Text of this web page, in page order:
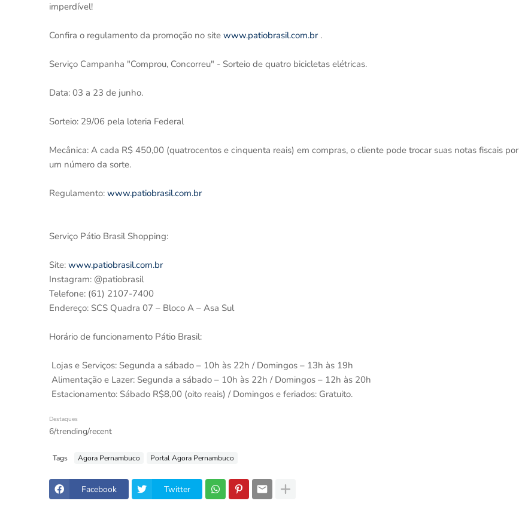
imperdível!
Confira o regulamento da promoção no site www.patiobrasil.com.br.
Serviço Campanha "Comprou, Concorreu" - Sorteio de quatro bicicletas elétricas.
Data: 03 a 23 de junho.
Sorteio: 29/06 pela loteria Federal
Mecânica: A cada R$ 450,00 (quatrocentos e cinquenta reais) em compras, o cliente pode trocar suas notas fiscais por
um número da sorte.
Regulamento: www.patiobrasil.com.br
Serviço Pátio Brasil Shopping:
Site: www.patiobrasil.com.br
Instagram: @patiobrasil
Telefone: (61) 2107-7400
Endereço: SCS Quadra 07 – Bloco A – Asa Sul
Horário de funcionamento Pátio Brasil:
Lojas e Serviços: Segunda a sábado – 10h às 22h / Domingos – 13h às 19h
Alimentação e Lazer: Segunda a sábado – 10h às 22h / Domingos – 12h às 20h
Estacionamento: Sábado R$8,00 (oito reais) / Domingos e feriados: Gratuito.
Destaques
6/trending/recent
Tags Agora Pernambuco Portal Agora Pernambuco
Facebook Twitter